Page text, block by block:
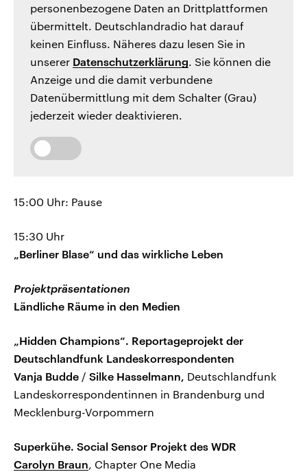
personenbezogene Daten an Drittplattformen
übermittelt. Deutschlandradio hat darauf
keinen Einfluss. Näheres dazu lesen Sie in
unserer Datenschutzerklärung. Sie können die
Anzeige und die damit verbundene
Datenübermittlung mit dem Schalter (Grau)
jederzeit wieder deaktivieren.
15:00 Uhr: Pause
15:30 Uhr
„Berliner Blase“ und das wirkliche Leben
Projektpräsentationen
Ländliche Räume in den Medien
„Hidden Champions“. Reportageprojekt der
Deutschlandfunk Landeskorrespondenten
Vanja Budde / Silke Hasselmann, Deutschlandfunk
Landeskorrespondentinnen in Brandenburg und
Mecklenburg-Vorpommern
Superkühe. Social Sensor Projekt des WDR
Carolyn Braun, Chapter One Media